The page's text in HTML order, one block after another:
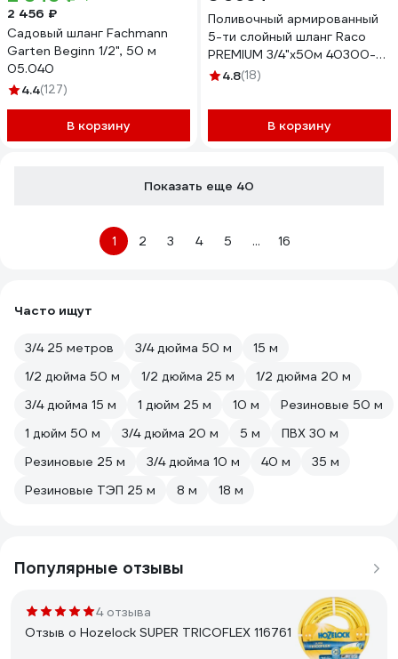
2 456 ₽
Садовый шланг Fachmann
Garten Beginn 1/2", 50 м
05.040
4.4(127)
В корзину
Поливочный армированный
5-ти слойный шланг Raco
PREMIUM 3/4"x50м 40300-
3/4-50_z01
4.8(18)
В корзину
Показать еще 40
1 2 3 4 5 ... 16
Часто ищут
3/4 25 метров 3/4 дюйма 50 м
15 м
1/2 дюйма 50 м
1/2 дюйма 25 м
1/2 дюйма 20 м
3/4 дюйма 15 м
1 дюйм 25 м 10 м
Резиновые 50 м
1 дюйм 50 м
3/4 дюйма 20 м 5 м
ПВХ 30 м
Резиновые 25 м
3/4 дюйма 10 м 40 м
35 м
Резиновые ТЭП 25 м
8 м 18 м
Популярные отзывы
4 отзыва
Отзыв о Hozelock SUPER TRICOFLEX 116761